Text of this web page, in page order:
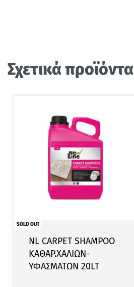
Σχετικά προϊόντα
SOLD OUT
NL CARPET SHAMPOO
ΚΑΘΑΡ.ΧΑΛΙΩΝ-
ΥΦΑΣΜΑΤΩΝ 20LT